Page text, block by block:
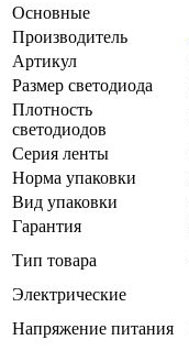
Основные
Производитель
Артикул
Размер светодиода
Плотность
светодиодов
Серия ленты
Норма упаковки
Вид упаковки
Гарантия
Тип товара
Электрические
Напряжение питания